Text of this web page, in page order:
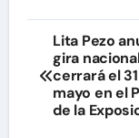
de
Lita Pezo
gira
cerrará el
mayo en el
de la